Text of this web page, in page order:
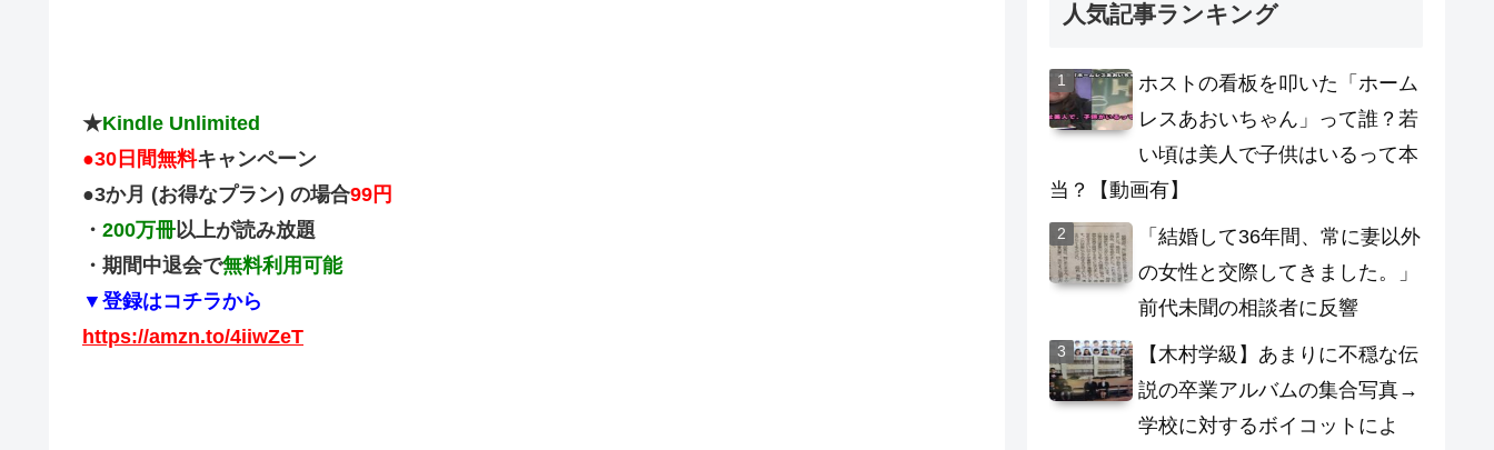
★Kindle Unlimited
●30日間無料キャンペーン
●3か月 (お得なプラン) の場合99円
・ 200万冊以上が読み放題
・期間中退会で無料利用可能
▼登録はコチラから
https://amzn.to/4iiwZeT
人気記事ランキング
ホストの看板を叩いた「ホーム
レスあおいちゃん」って誰？若
い頃は美人で子供はいるって本
当？【動画有】
「結婚して36年間、常に妻以外
の女性と交際してきました。」
前代未聞の相談者に反響
【木村学級】あまりに不穏な伝
説の卒業アルバムの集合写真→
学校に対するボイコットによ